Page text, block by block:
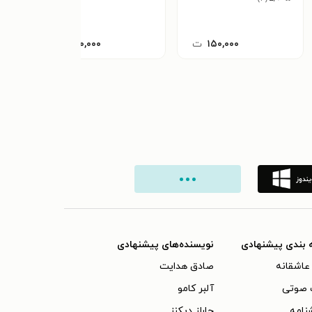
۱۵۰,۰۰۰ ت ۲۰۰,۰۰۰
بندی پیشنهادی
صوتی
نویسنده‌های پیشنهادی
صادق هدایت
آلبر کامو